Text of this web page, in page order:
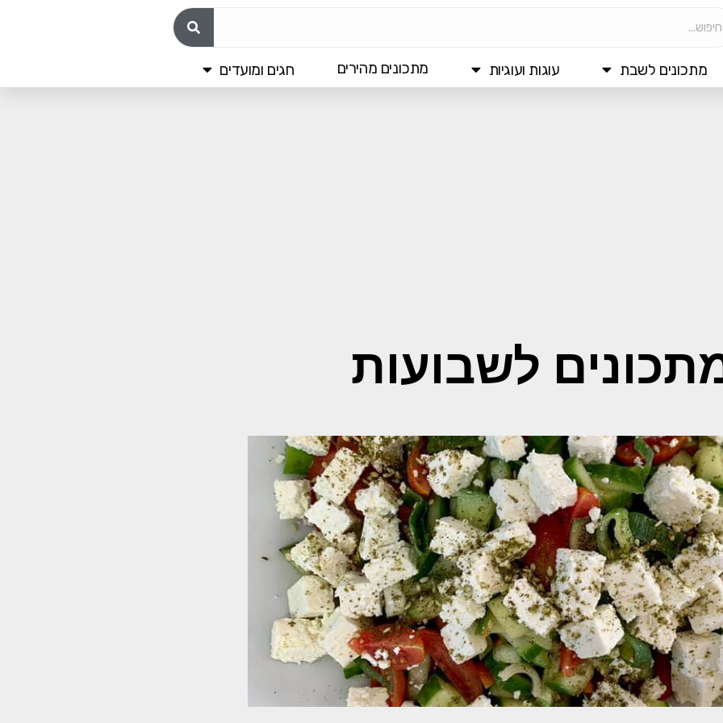
מתכונים לשבת עוגות ועוגיות מתכונים מהירים חגים ומועדים
לשבועות